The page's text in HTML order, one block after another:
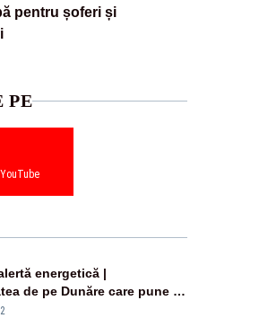
pentru șoferi și
PE
YouTube
energetică |
de pe Dunăre care pune în
Cernavodă era cunoscută